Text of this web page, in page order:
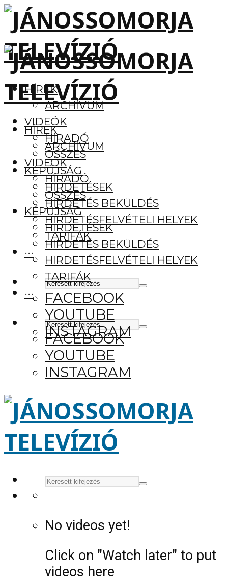
HÍREK
ARCHÍVUM
VIDEÓK
HÍRADÓ
ÖSSZES
KÉPÚJSÁG
HIRDETÉSEK
HIRDETÉS BEKÜLDÉS
HIRDETÉSFELVÉTELI HELYEK
TARIFÁK
···
FACEBOOK
YOUTUBE
INSTAGRAM
HÍREK
ARCHÍVUM
VIDEÓK
HÍRADÓ
ÖSSZES
KÉPÚJSÁG
HIRDETÉSEK
HIRDETÉS BEKÜLDÉS
HIRDETÉSFELVÉTELI HELYEK
TARIFÁK
···
FACEBOOK
YOUTUBE
INSTAGRAM
No videos yet!
Click on "Watch later" to put
videos here